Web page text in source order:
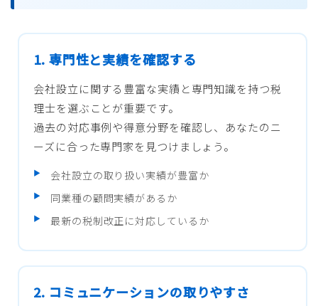
1. 専門性と実績を確認する
会社設立に関する豊富な実績と専門知識を持つ税
理士を選ぶことが重要です。
過去の対応事例や得意分野を確認し、あなたのニ
ーズに合った専門家を見つけましょう。
会社設立の取り扱い実績が豊富か
同業種の顧問実績があるか
最新の税制改正に対応しているか
2. コミュニケーションの取りやすさ